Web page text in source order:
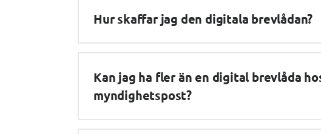
Hur skaffar jag den digitala brevlådan?
Kan jag ha fler än en digital brevlåda
myndighetspost?